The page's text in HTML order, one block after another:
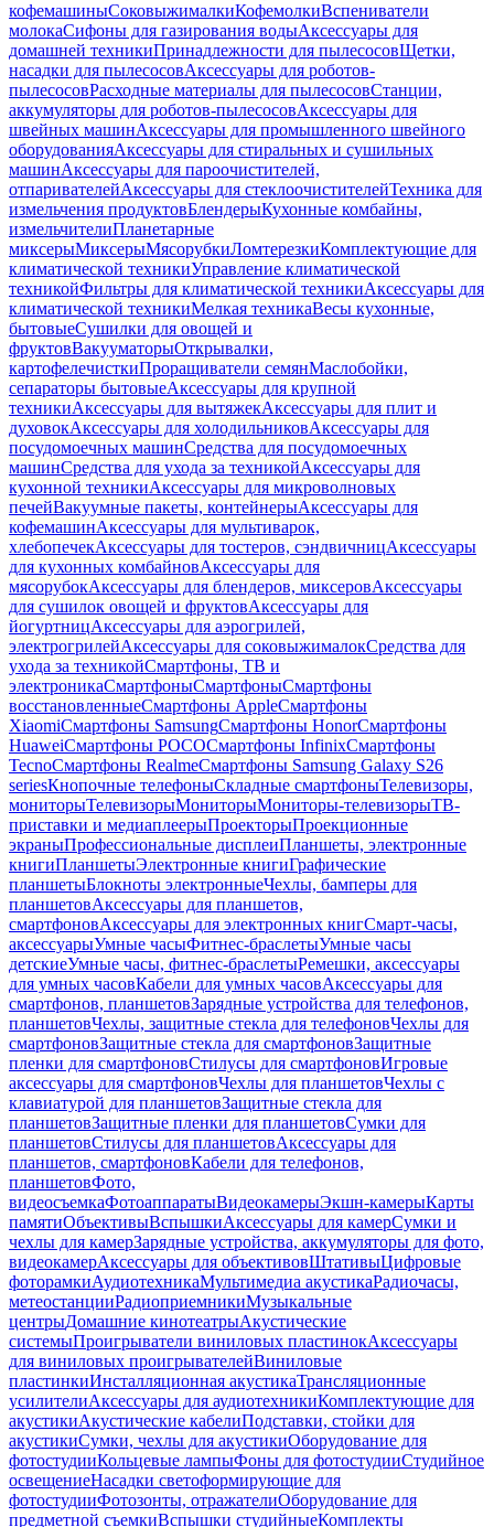
кофемашиныСоковыжималкиКофемолкиВспениватели
молокаСифоны для газирования водыАксессуары для
домашней техникиПринадлежности для пылесосовЩетки,
насадки для пылесосовАксессуары для роботов-
пылесосовРасходные материалы для пылесосовСтанции,
аккумуляторы для роботов-пылесосовАксессуары для
швейных машинАксессуары для промышленного швейного
оборудованияАксессуары для стиральных и сушильных
машинАксессуары для пароочистителей,
отпаривателейАксессуары для стеклоочистителейТехника для
измельчения продуктовБлендерыКухонные комбайны,
измельчителиПланетарные
миксерыМиксерыМясорубкиЛомтерезкиКомплектующие для
климатической техникиУправление климатической
техникойФильтры для климатической техникиАксессуары для
климатической техникиМелкая техникаВесы кухонные,
бытовыеСушилки для овощей и
фруктовВакууматорыОткрывалки,
картофелечисткиПроращиватели семянМаслобойки,
сепараторы бытовыеАксессуары для крупной
техникиАксессуары для вытяжекАксессуары для плит и
духовокАксессуары для холодильниковАксессуары для
посудомоечных машинСредства для посудомоечных
машинСредства для ухода за техникойАксессуары для
кухонной техникиАксессуары для микроволновых
печейВакуумные пакеты, контейнерыАксессуары для
кофемашинАксессуары для мультиварок,
хлебопечекАксессуары для тостеров, сэндвичницАксессуары
для кухонных комбайновАксессуары для
мясорубокАксессуары для блендеров, миксеровАксессуары
для сушилок овощей и фруктовАксессуары для
йогуртницАксессуары для аэрогрилей,
электрогрилейАксессуары для соковыжималокСредства для
ухода за техникойСмартфоны, ТВ и
электроникаСмартфоныСмартфоныСмартфоны
восстановленныеСмартфоны AppleСмартфоны
XiaomiСмартфоны SamsungСмартфоны HonorСмартфоны
HuaweiСмартфоны POCOСмартфоны InfinixСмартфоны
TecnoСмартфоны RealmeСмартфоны Samsung Galaxy S26
seriesКнопочные телефоныСкладные смартфоныТелевизоры,
мониторыТелевизорыМониторыМониторы-телевизорыТВ-
приставки и медиаплеерыПроекторыПроекционные
экраныПрофессиональные дисплеиПланшеты, электронные
книгиПланшетыЭлектронные книгиГрафические
планшетыБлокноты электронныеЧехлы, бамперы для
планшетовАксессуары для планшетов,
смартфоновАксессуары для электронных книгСмарт-часы,
аксессуарыУмные часыФитнес-браслетыУмные часы
детскиеУмные часы, фитнес-браслетыРемешки, аксессуары
для умных часовКабели для умных часовАксессуары для
смартфонов, планшетовЗарядные устройства для телефонов,
планшетовЧехлы, защитные стекла для телефоновЧехлы для
смартфоновЗащитные стекла для смартфоновЗащитные
пленки для смартфоновСтилусы для смартфоновИгровые
аксессуары для смартфоновЧехлы для планшетовЧехлы с
клавиатурой для планшетовЗащитные стекла для
планшетовЗащитные пленки для планшетовСумки для
планшетовСтилусы для планшетовАксессуары для
планшетов, смартфоновКабели для телефонов,
планшетовФото,
видеосъемкаФотоаппаратыВидеокамерыЭкшн-камерыКарты
памятиОбъективыВспышкиАксессуары для камерСумки и
чехлы для камерЗарядные устройства, аккумуляторы для фото,
видеокамерАксессуары для объективовШтативыЦифровые
фоторамкиАудиотехникаМультимедиа акустикаРадиочасы,
метеостанцииРадиоприемникиМузыкальные
центрыДомашние кинотеатрыАкустические
системыПроигрыватели виниловых пластинокАксессуары
для виниловых проигрывателейВиниловые
пластинкиИнсталляционная акустикаТрансляционные
усилителиАксессуары для аудиотехникиКомплектующие для
акустикиАкустические кабелиПодставки, стойки для
акустикиСумки, чехлы для акустикиОборудование для
фотостудииКольцевые лампыФоны для фотостудииСтудийное
освещениеНасадки светоформирующие для
фотостудииФотозонты, отражателиОборудование для
предметной съемкиВспышки студийныеКомплекты